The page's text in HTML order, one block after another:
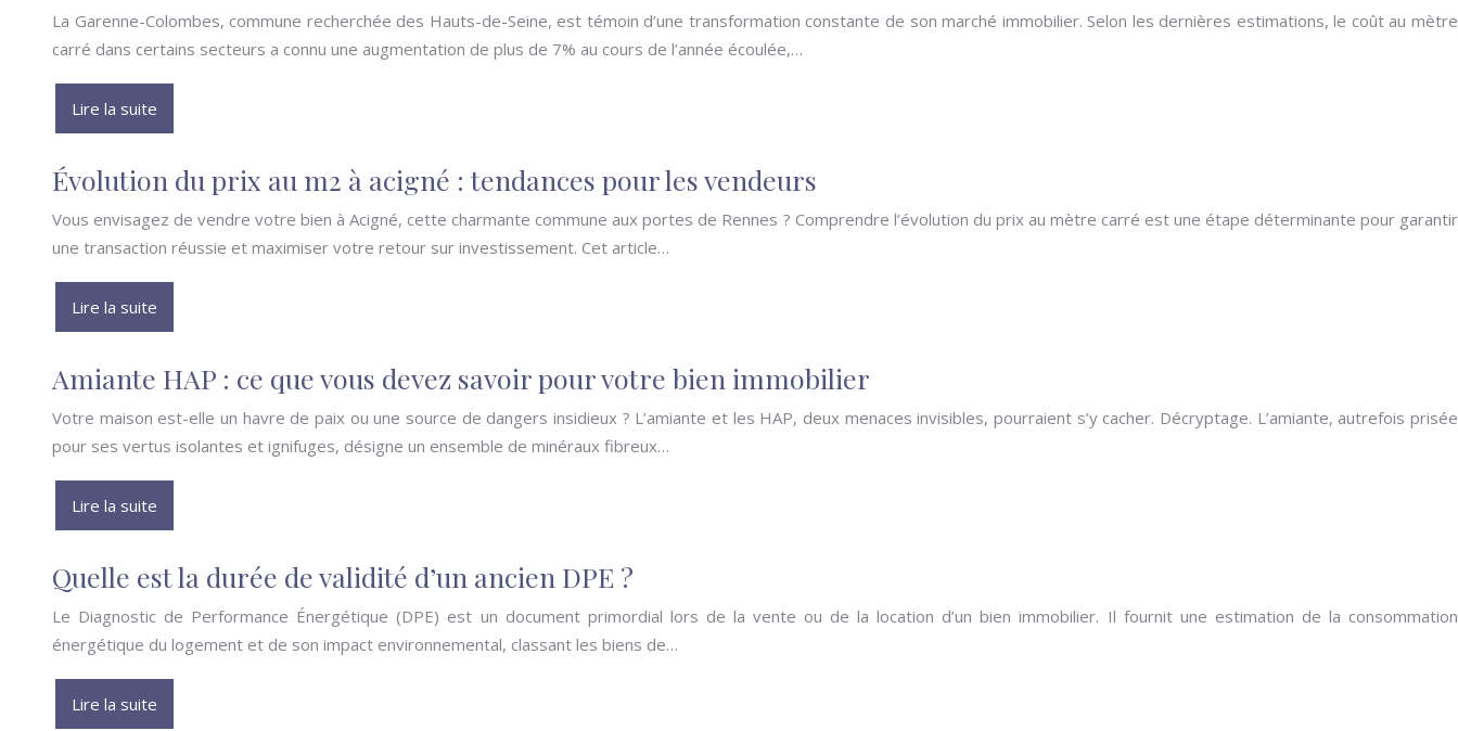
La Garenne-Colombes, commune recherchée des Hauts-de-Seine, est témoin d’une transformation constante de son marché immobilier. Selon les dernières estimations, le coût au mètre
carré dans certains secteurs a connu une augmentation de plus de 7% au cours de l’année écoulée,…
Lire la suite
Évolution du prix au m2 à acigné : tendances pour les vendeurs
Vous envisagez de vendre votre bien à Acigné, cette charmante commune aux portes de Rennes ? Comprendre l’évolution du prix au mètre carré est une étape déterminante pour garantir
une transaction réussie et maximiser votre retour sur investissement. Cet article…
Lire la suite
Amiante HAP : ce que vous devez savoir pour votre bien immobilier
Votre maison est-elle un havre de paix ou une source de dangers insidieux ? L’amiante et les HAP, deux menaces invisibles, pourraient s’y cacher. Décryptage. L’amiante, autrefois prisée
pour ses vertus isolantes et ignifuges, désigne un ensemble de minéraux fibreux…
Lire la suite
Quelle est la durée de validité d’un ancien DPE ?
Le Diagnostic de Performance Énergétique (DPE) est un document primordial lors de la vente ou de la location d’un bien immobilier. Il fournit une estimation de la consommation
énergétique du logement et de son impact environnemental, classant les biens de…
Lire la suite